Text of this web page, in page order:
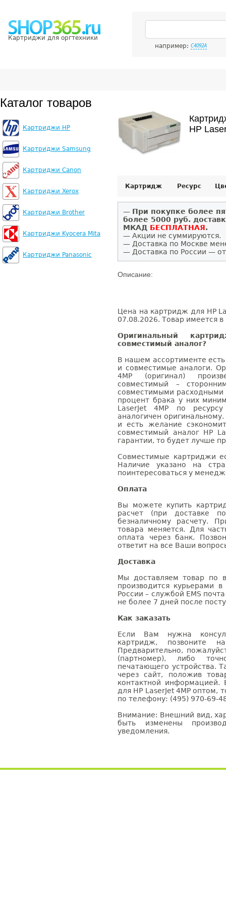
Картриджи для оргтехники
например: C4092A
Каталог товаров
Картриджи HP
Картриджи Samsung
Картриджи Canon
Картриджи Xerox
Картриджи Brother
Картриджи Kyocera Mita
Картриджи Panasonic
HP
Картридж Ресурс
— При покупке более
более 5000 руб.
МКАД БЕСПЛАТНАЯ.
— Акции не суммируются.
— Доставка по Москве
— Доставка по России —
Описание:
Цена на картридж для HP
07.08.2026. Товар имеется в
Оригинальный
совместимый аналог?
В нашем ассортименте
и совместимые аналоги.
4MP (оригинал)
совместимый –
совместимыми расходными
процент брака у них
LaserJet 4MP по
аналогичен
и есть желание
совместимый аналог HP
гарантии, то будет лучше
Совместимые картриджи
Наличие указано на
поинтересоваться у
Оплата
Вы можете купить
расчет (при доставке
безналичному расчету.
товара меняется. Для
оплата через банк.
ответит на все Ваши
Доставка
Мы доставляем товар по
производится курьерами
России – службой EMS
не более 7 дней после
Как заказать
Если Вам нужна
картридж, позвоните
Предварительно,
(партномер), либо
печатающего устройства.
через сайт, положив
контактной информацией.
для HP LaserJet 4MP
по телефону: (495) 970-69-
Внимание: Внешний вид,
быть изменены
уведомления.